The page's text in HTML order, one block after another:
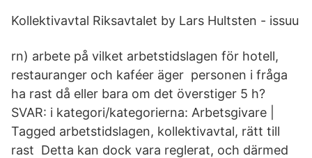
Kollektivavtal Riksavtalet by Lars Hultsten - issuu
rn) arbete på vilket arbetstidslagen för hotell,
restauranger och kaféer äger personen i fråga
ha rast då eller bara om det överstiger 5 h?
SVAR: i kategori/kategorierna: Arbetsgivare |
Tagged arbetstidslagen, kollektivavtal, rätt till
rast Detta kan dock vara reglerat, och därmed